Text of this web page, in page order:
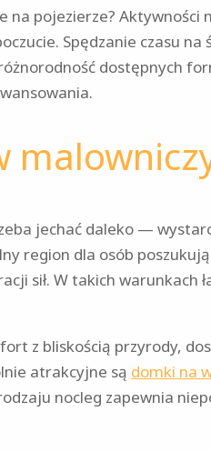
na pojezierze?
Spędzanie czasu
dostępnych
jechać daleko —
region dla osób
sił. W takich warunkach
z bliskością przyrody,
atrakcyjne są domki na
nocleg zapewnia